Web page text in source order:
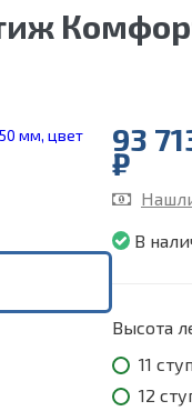
93
₽
В
Высота
11
12